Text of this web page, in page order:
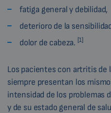
fatiga general y debilidad,
deterioro de la
dolor de cabeza. [1]
Los pacientes con artritis de
siempre presentan los
intensidad de los problemas
y de su estado general de